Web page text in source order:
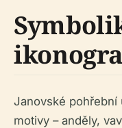
Janovské pohřební
motivy – anděly,